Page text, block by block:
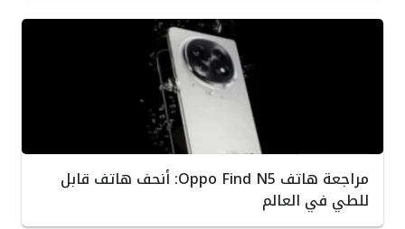
مراجعة هاتف Oppo Find N5: أنحف هاتف قابل
للطي في العالم